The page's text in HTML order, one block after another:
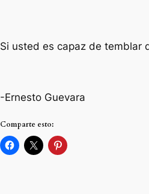
Si usted es capaz de temblar
-Ernesto Guevara
Comparte esto: